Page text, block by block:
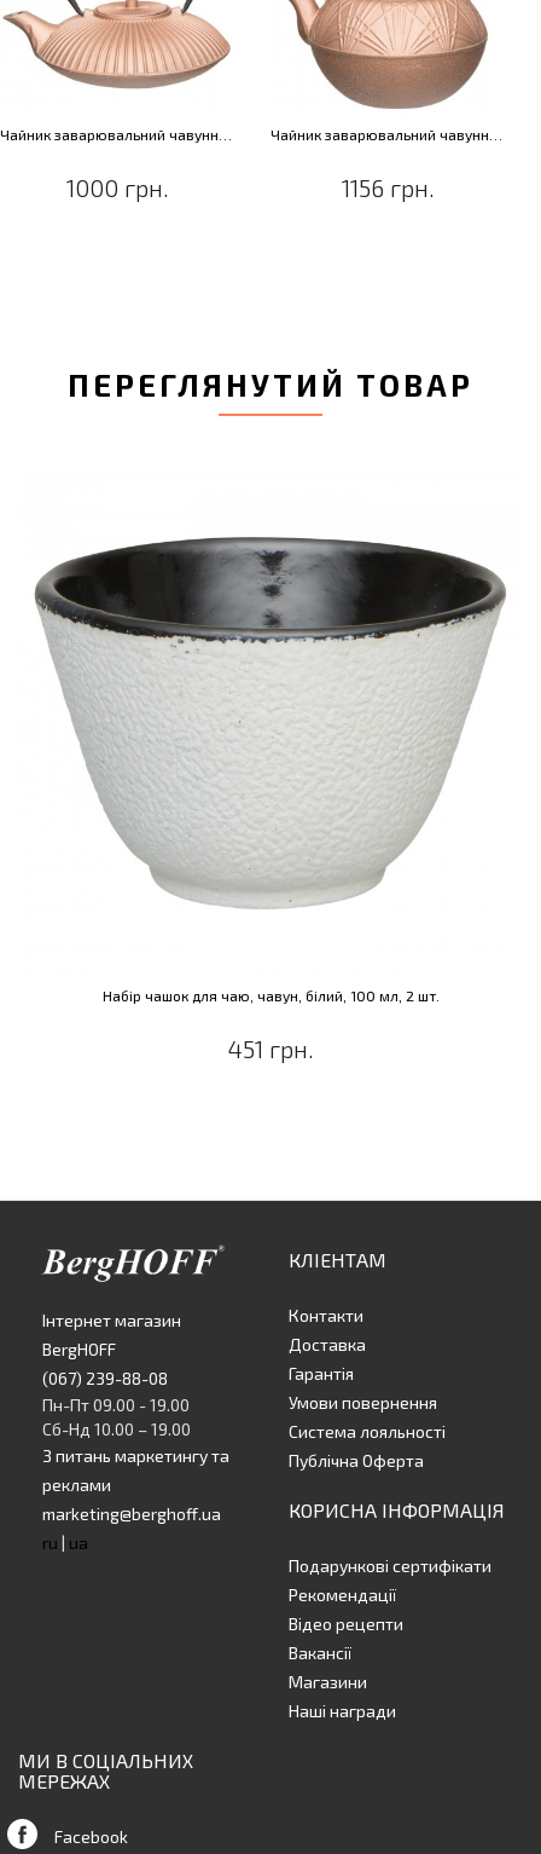
1000 грн. 1156 грн.
ПЕРЕГЛЯНУТИЙ ТОВАР
Набір чашок для чаю, чавун, білий, 100 мл, 2 шт.
451 грн.
Інтернет магазин
BergHOFF
(067) 239-88-08
Пн-Пт 09.00 - 19.00
Сб-Нд 10.00 – 19.00
З питань маркетингу та
реклами
marketing@berghoff.ua
ru | ua
КЛІЕНТАМ
Контакти
Доставка
Гарантія
Умови повернення
Система лояльності
Публічна Оферта
КОРИСНА ІНФОРМАЦІЯ
Подарункові сертифікати
Рекомендації
Відео рецепти
Вакансії
Магазини
Наші награди
МИ В СОЦІАЛЬНИХ
МЕРЕЖАХ
Facebook